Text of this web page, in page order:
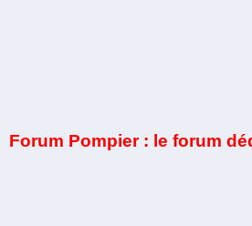
Forum Pompier : le forum